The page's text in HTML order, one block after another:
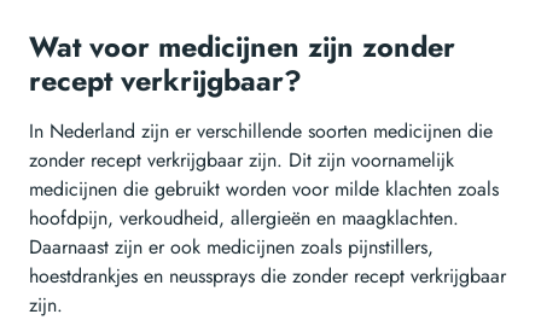
Wat voor medicijnen zijn zonder
recept verkrijgbaar?
In Nederland zijn er verschillende soorten medicijnen die
zonder recept verkrijgbaar zijn. Dit zijn voornamelijk
medicijnen die gebruikt worden voor milde klachten zoals
hoofdpijn, verkoudheid, allergieën en maagklachten.
Daarnaast zijn er ook medicijnen zoals pijnstillers,
hoestdrankjes en neussprays die zonder recept verkrijgbaar
zijn.